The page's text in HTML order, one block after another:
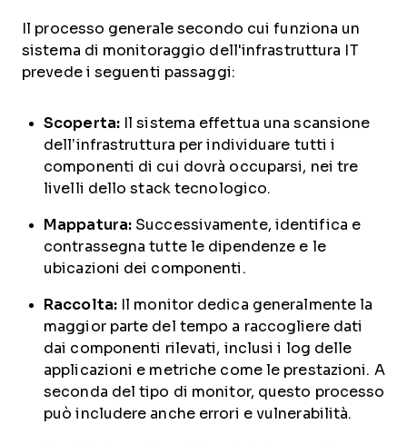
Il processo generale secondo cui funziona un
sistema di monitoraggio dell'infrastruttura IT
prevede i seguenti passaggi:
Scoperta: Il sistema effettua una scansione
dell’infrastruttura per individuare tutti i
componenti di cui dovrà occuparsi, nei tre
livelli dello stack tecnologico.
Mappatura: Successivamente, identifica e
contrassegna tutte le dipendenze e le
ubicazioni dei componenti.
Raccolta: Il monitor dedica generalmente la
maggior parte del tempo a raccogliere dati
dai componenti rilevati, inclusi i log delle
applicazioni e metriche come le prestazioni. A
seconda del tipo di monitor, questo processo
può includere anche errori e vulnerabilità.